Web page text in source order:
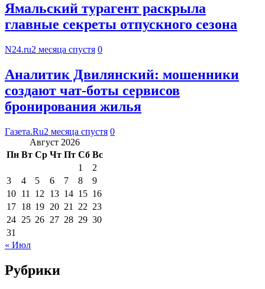
Ямальский турагент раскрыла
главные секреты отпускного сезона
N24.ru2 месяца спустя 0
Аналитик Двилянский: мошенники
создают чат-боты сервисов
бронирования жилья
Газета.Ru2 месяца спустя 0
Август 2026
Пн Вт Ср Чт Пт Сб Вс
1
2
3
4 5 6 7 8
9
10 11 12 13 14 15 16
17 18 19 20 21 22 23
24 25 26 27 28 29 30
31
« Июл
Рубрики